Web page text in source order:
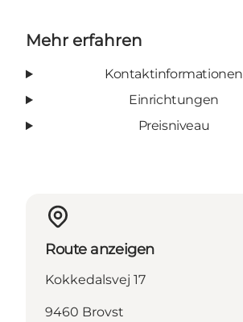
Mehr erfahren
Kontaktinformationen
Einrichtungen
Preisniveau
Route anzeigen
Kokkedalsvej 17
9460 Brovst